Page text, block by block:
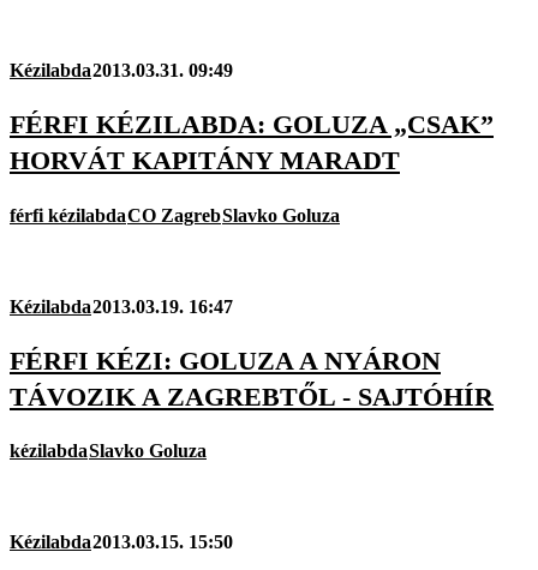
Kézilabda2013.03.31. 09:49
FÉRFI KÉZILABDA: GOLUZA „CSAK”
HORVÁT KAPITÁNY MARADT
férfi kézilabdaCO ZagrebSlavko Goluza
Kézilabda2013.03.19. 16:47
FÉRFI KÉZI: GOLUZA A NYÁRON
TÁVOZIK A ZAGREBTŐL - SAJTÓHÍR
kézilabdaSlavko Goluza
Kézilabda2013.03.15. 15:50